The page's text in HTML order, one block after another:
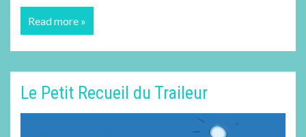
Read more »
Le Petit Recueil du Traileur